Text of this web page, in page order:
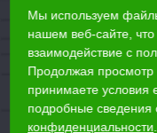
О компании
Доставка и оплата
Для бизнеса
Наши магазины
Мы используем
нашем веб-сайте,
взаимодействие с
Продолжая просмотр
принимаете условия
подробные сведения
конфиденциальности